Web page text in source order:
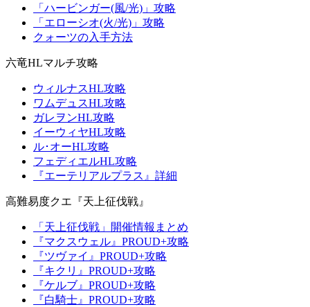
「ハービンガー(風/光)」攻略
「エローシオ(火/光)」攻略
クォーツの入手方法
六竜HLマルチ攻略
ウィルナスHL攻略
ワムデュスHL攻略
ガレヲンHL攻略
イーウィヤHL攻略
ル･オーHL攻略
フェディエルHL攻略
『エーテリアルプラス』詳細
高難易度クエ『天上征伐戦』
「天上征伐戦」開催情報まとめ
『マクスウェル』PROUD+攻略
『ツヴァイ』PROUD+攻略
『キクリ』PROUD+攻略
『ケルブ』PROUD+攻略
『白騎士』PROUD+攻略